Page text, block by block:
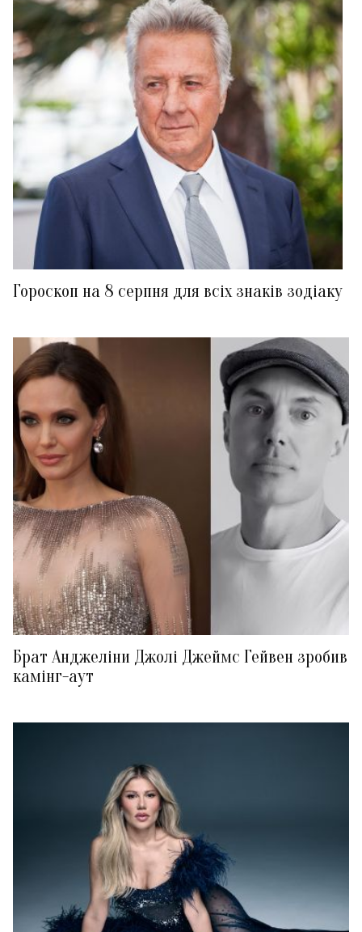
Гороскоп на 8 серпня для всіх знаків зодіаку
Брат Анджеліни Джолі Джеймс Гейвен зробив
камінг-аут